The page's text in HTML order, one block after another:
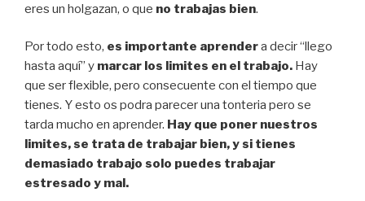
eres un holgazan, o que no trabajas bien.
Por todo esto, es importante aprendera decir “llego
hasta aquí” y marcar los limites en el trabajo. Hay
que ser flexible, pero consecuente con el tiempo que
tienes. Y esto os podra parecer una tonteria pero se
tarda mucho en aprender. Hay que poner nuestros
limites, se trata de trabajar bien, y si tienes
demasiado trabajo solo puedes trabajar
estresado y mal.